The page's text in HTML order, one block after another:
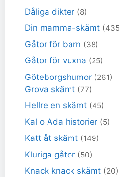
Dåliga dikter (8)
Din mamma-skämt
Gåtor för barn (38)
Gåtor för vuxna (25)
Göteborgshumor (261)
Grova skämt (77)
Hellre en skämt (45)
Kal o Ada historier (5)
Katt åt skämt (149)
Kluriga gåtor (50)
Knack knack skämt (20)